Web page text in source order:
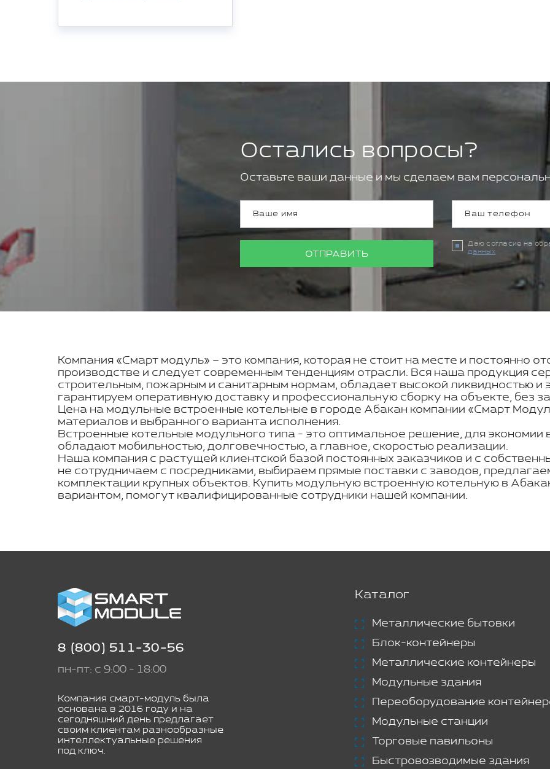
Остались вопросы?
Оставьте ваши данные и мы сделаем вам
ОТПРАВИТЬ
Даю согласие на
данных
Компания «Смарт модуль» – это компания, которая не стоит на месте и постоянно
производстве и следует современным тенденциям отрасли. Вся наша продукция
строительным, пожарным и санитарным нормам, обладает высокой ликвидностью
гарантируем оперативную доставку и профессиональную сборку на объекте, без
Цена на модульные встроенные котельные в городе Абакан компании «Смарт
материалов и выбранного варианта исполнения.
Встроенные котельные модульного типа - это оптимальное решение, для экономии
обладают мобильностью, долговечностью, а главное, скоростью реализации.
Наша компания с растущей клиентской базой постоянных заказчиков и с
не сотрудничаем с посредниками, выбираем прямые поставки с заводов,
комплектации крупных объектов. Купить модульную встроенную котельную в
вариантом, помогут квалифицированные сотрудники нашей компании.
8 (800) 511-30-56
пн-пт: с 9:00 - 18:00
Компания смарт-модуль была
основана в 2016 году и на
сегодняшний день предлагает
своим клиентам разнообразные
интеллектуальные решения
под ключ.
Каталог
Металлические бытовки
Блок-контейнеры
Металлические контейнеры
Модульные здания
Переоборудование
Модульные станции
Торговые павильоны
Быстровозводимые здания